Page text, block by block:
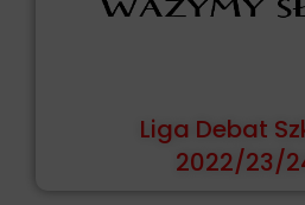
Liga Debat
2022/23/